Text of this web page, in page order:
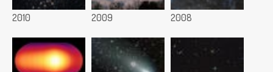
2010 2009 2008